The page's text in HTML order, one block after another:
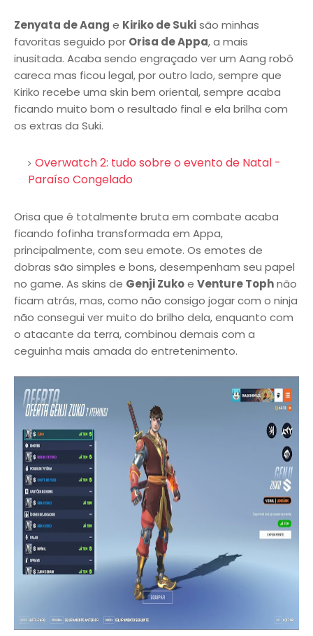
Zenyata de Aang e Kiriko de Sukisão minhas
favoritas seguido por Orisa de Appa, a mais
inusitada. Acaba sendo engraçado ver um Aang robô
careca mas ficou legal, por outro lado, sempre que
Kiriko recebe uma skin bem oriental, sempre acaba
ficando muito bom o resultado final e ela brilha com
os extras da Suki.
Overwatch 2: tudo sobre o evento de Natal -
Paraíso Congelado
Orisa que é totalmente bruta em combate acaba
ficando fofinha transformada em Appa,
principalmente, com seu emote. Os emotes de
dobras são simples e bons, desempenham seu papel
no game. As skins de Genji Zukoe Venture Tophnão
ficam atrás, mas, como não consigo jogar com o ninja
não consegui ver muito do brilho dela, enquanto com
o atacante da terra, combinou demais com a
ceguinha mais amada do entretenimento.